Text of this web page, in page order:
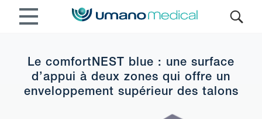
Le comfortNEST blue : une surface
d’appui à deux zones qui offre un
enveloppement supérieur des talons